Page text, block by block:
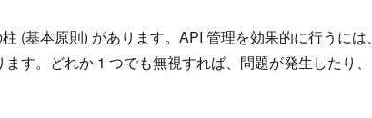
(基本原則) があります。API 管理を効果的に行うには、
す。どれか 1 つでも無視すれば、問題が発生したり、